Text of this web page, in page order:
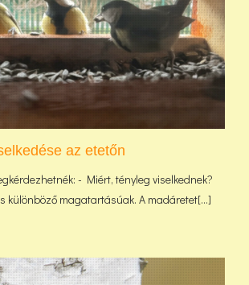
az etetőn
- Miért, tényleg viselkednek?
különböző magatartásúak. A madáretet[...]